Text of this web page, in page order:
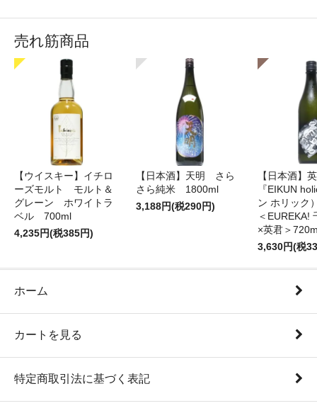
売れ筋商品
【ウイスキー】イチロ
ーズモルト モルト＆
グレーン ホワイトラ
ベル 700ml
4,235円(税385円)
【日本酒】天明 さら
さら純米 1800ml
3,188円(税290円)
【日本酒】
『EIKUN
ン ホリッ
＜EUREKA!
×英君＞
3,630円(税
ホーム
カートを見る
特定商取引法に基づく表記